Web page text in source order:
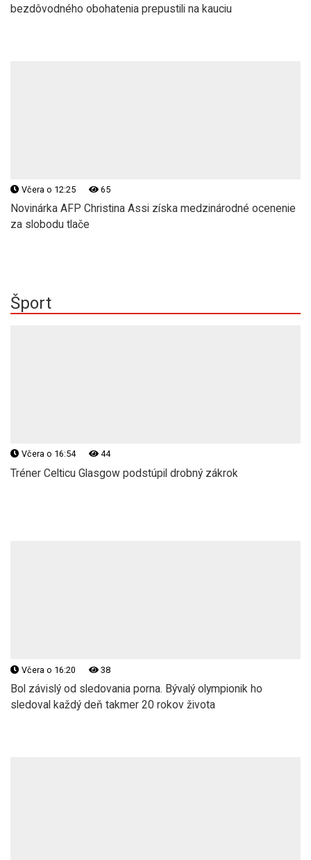
bezdôvodného obohatenia prepustili na kauciu
Včera o 12:25 65
Novinárka AFP Christina Assi získa medzinárodné ocenenie
za slobodu tlače
Šport
Včera o 16:54 44
Tréner Celticu Glasgow podstúpil drobný zákrok
Včera o 16:20 38
Bol závislý od sledovania porna. Bývalý olympionik ho
sledoval každý deň takmer 20 rokov života